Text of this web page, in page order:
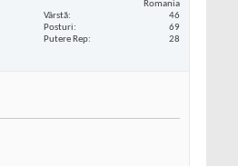
Romania
Vârstă
46
Posturi
69
Putere Rep
28